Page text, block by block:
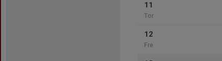
11
Tor
12
Fre